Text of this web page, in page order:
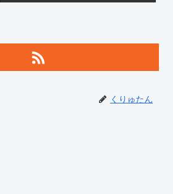
くりゅたん